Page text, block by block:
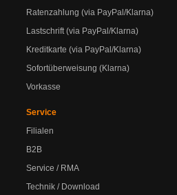
Ratenzahlung (via PayPal/Klarna)
Lastschrift (via PayPal/Klarna)
Kreditkarte (via PayPal/Klarna)
Sofortüberweisung (Klarna)
Vorkasse
Service
Filialen
B2B
Service / RMA
Technik / Download